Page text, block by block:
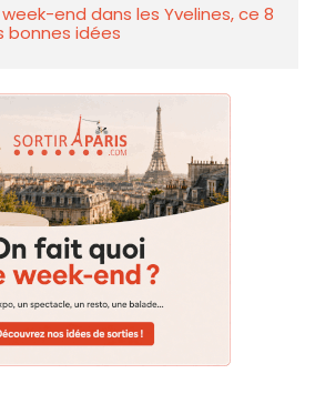
end dans les Yvelines, ce 8
bonnes idées